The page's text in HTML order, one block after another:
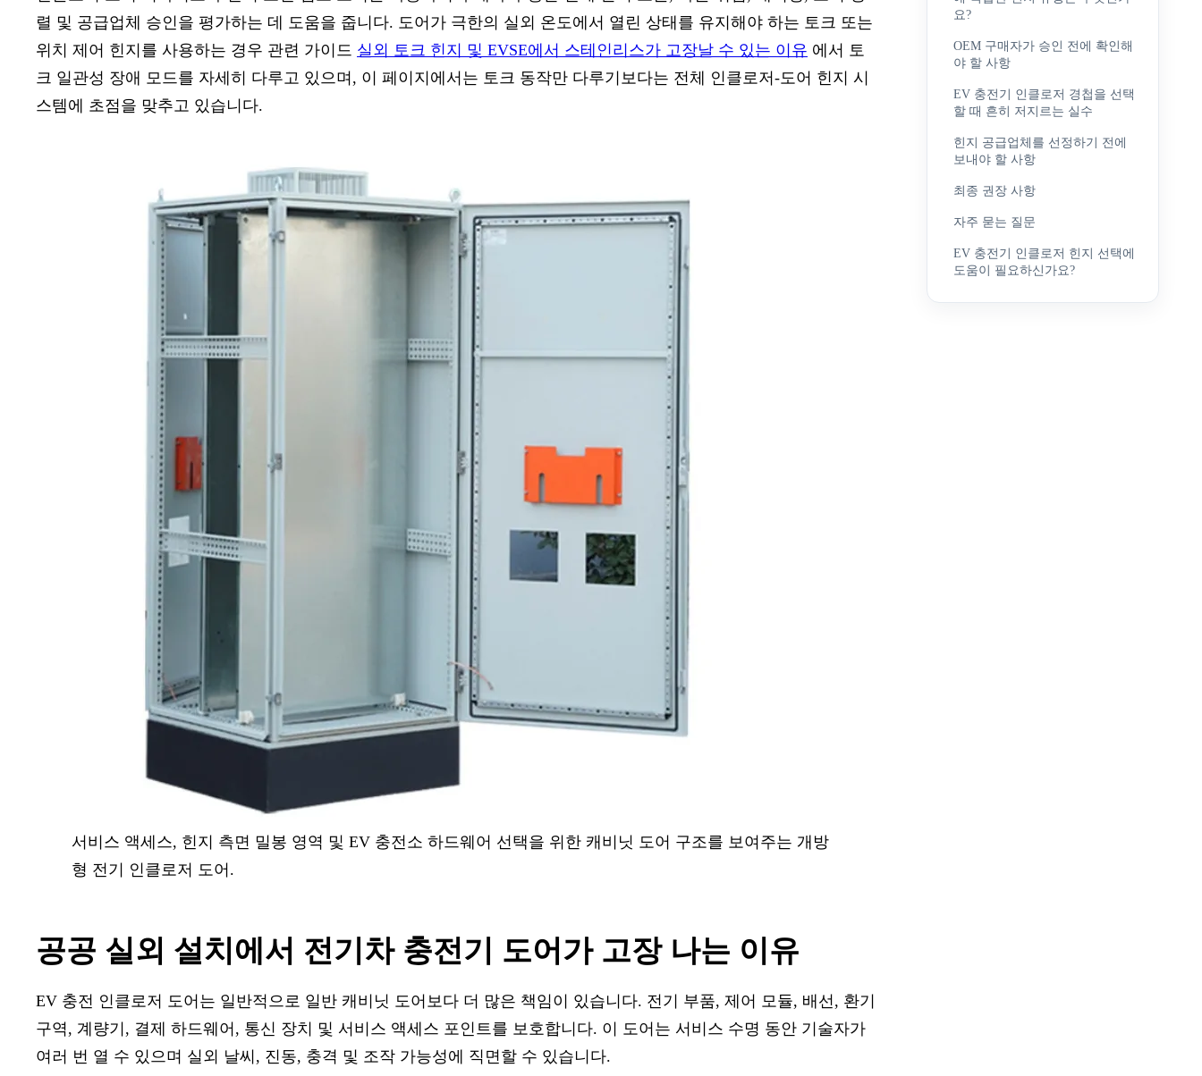
요?
OEM 구매자가 승인 전에 확인해
야 할 사항
EV 충전기 인클로저 경첩을 선택
할 때 흔히 저지르는 실수
힌지 공급업체를 선정하기 전에
보내야 할 사항
최종 권장 사항
자주 묻는 질문
EV 충전기 인클로저 힌지 선택에
도움이 필요하신가요?
렬 및 공급업체 승인을 평가하는 데 도움을 줍니다. 도어가 극한의 실외 온도에서 열린 상태를 유지해야 하는 토크 또는
위치 제어 힌지를 사용하는 경우 관련 가이드 실외 토크 힌지 및 EVSE에서 스테인리스가 고장날 수 있는 이유 에서 토
크 일관성 장애 모드를 자세히 다루고 있으며, 이 페이지에서는 토크 동작만 다루기보다는 전체 인클로저-도어 힌지 시
스템에 초점을 맞추고 있습니다.
서비스 액세스, 힌지 측면 밀봉 영역 및 EV 충전소 하드웨어 선택을 위한 캐비닛 도어 구조를 보여주는 개방
형 전기 인클로저 도어.
공공 실외 설치에서 전기차 충전기 도어가 고장 나는 이유
EV 충전 인클로저 도어는 일반적으로 일반 캐비닛 도어보다 더 많은 책임이 있습니다. 전기 부품, 제어 모듈, 배선, 환기
구역, 계량기, 결제 하드웨어, 통신 장치 및 서비스 액세스 포인트를 보호합니다. 이 도어는 서비스 수명 동안 기술자가
여러 번 열 수 있으며 실외 날씨, 진동, 충격 및 조작 가능성에 직면할 수 있습니다.